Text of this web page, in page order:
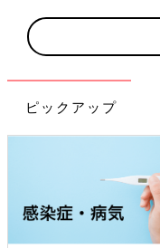
ピックアップ